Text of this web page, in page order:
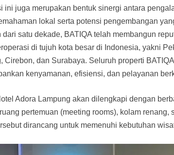
ini juga merupakan bentuk sinergi antara
lokal serta potensi pengembangan
dari satu dekade, BATIQA telah membangun
di tujuh kota besar di Indonesia, yakni
Cirebon, dan Surabaya. Seluruh properti
kenyamanan, efisiensi, dan pelayanan
Adora Lampung akan dilengkapi dengan
pertemuan (meeting rooms), kolam
dirancang untuk memenuhi kebutuhan